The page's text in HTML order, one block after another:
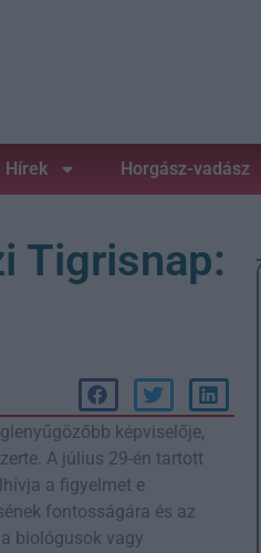
Hírek Horgász-vadász
Tigrisnap:
képviselője,
A július 29-én tartott
a figyelmet e
fontosságára és az
biológusok vagy